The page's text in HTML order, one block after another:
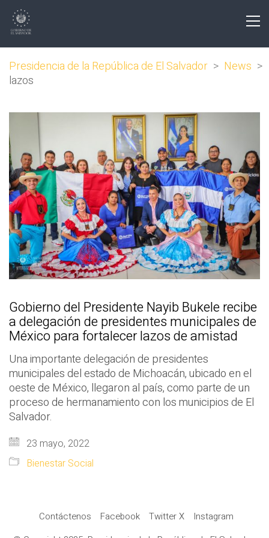
Presidencia de la República de El Salvador > News >
lazos
Gobierno del Presidente Nayib Bukele recibe
a delegación de presidentes municipales de
México para fortalecer lazos de amistad
Una importante delegación de presidentes
municipales del estado de Michoacán, ubicado en el
oeste de México, llegaron al país, como parte de un
proceso de hermanamiento con los municipios de El
Salvador.
23 mayo, 2022
Bienestar Social
Contáctenos Facebook Twitter X
Instagram